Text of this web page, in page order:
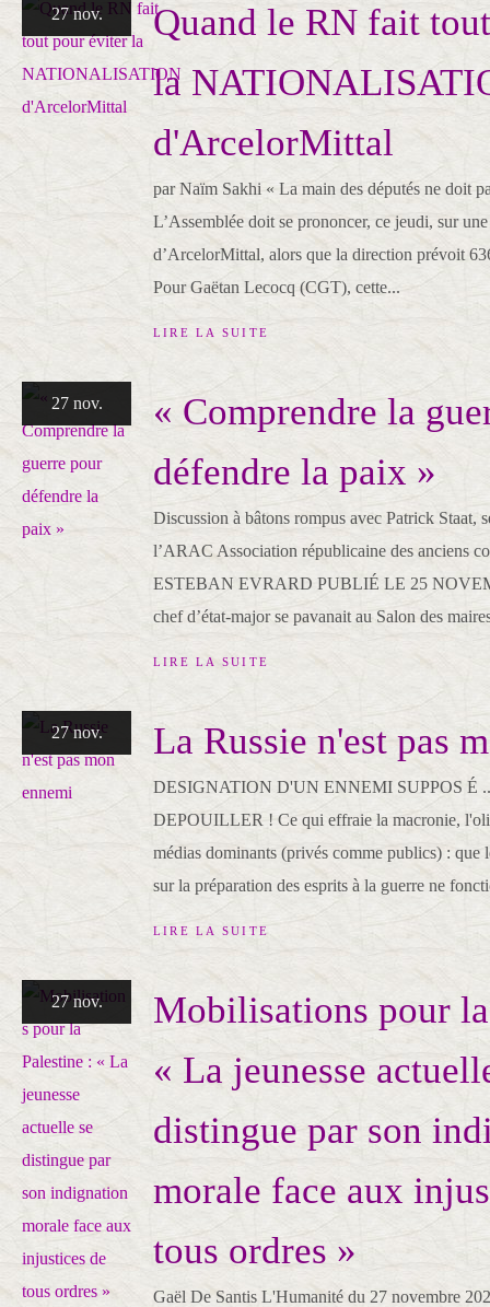
27 nov.
Quand le RN fait
la
d'ArcelorMittal
par Naïm Sakhi « La main des députés ne doit
L’Assemblée doit se prononcer, ce jeudi, sur
d’ArcelorMittal, alors que la direction prévoit
Pour Gaëtan Lecocq (CGT), cette...
LIRE LA SUITE
27 nov.
« Comprendre la
défendre la paix »
Discussion à bâtons rompus avec Patrick Staat,
l’ARAC Association républicaine des anciens
ESTEBAN EVRARD PUBLIÉ LE 25
chef d’état-major se pavanait au Salon des
LIRE LA SUITE
27 nov. La Russie n'est pas
DESIGNATION D'UN ENNEMI SUPPOS É
DEPOUILLER ! Ce qui effraie la macronie,
médias dominants (privés comme publics) : que
sur la préparation des esprits à la guerre ne
LIRE LA SUITE
27 nov.
Mobilisations pour
« La jeunesse
distingue par son
morale face aux
tous ordres »
Gaël De Santis L'Humanité du 27 novembre